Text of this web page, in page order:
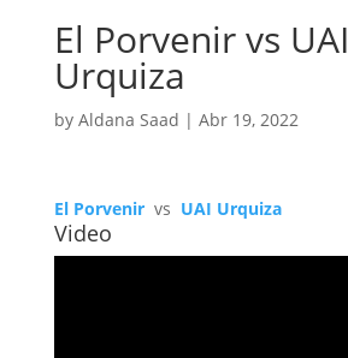
El Porvenir vs UAI
Urquiza
by Aldana Saad | Abr 19, 2022
El Porvenir vs UAI Urquiza
Video